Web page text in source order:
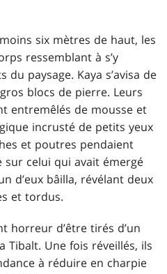
six mètres de haut, les
ressemblant à s’y
paysage. Kaya s’avisa de
blocs de pierre. Leurs
entremêlés de mousse et
incrusté de petits yeux
et poutres pendaient
celui qui avait émergé
d’eux bâilla, révélant deux
et tordus.
horreur d’être tirés d’un
Tibalt. Une fois réveillés, ils
à réduire en charpie